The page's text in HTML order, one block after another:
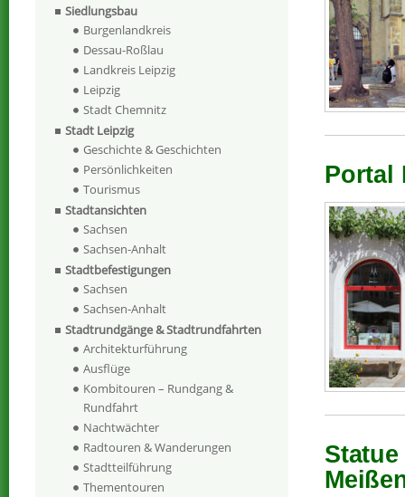
Portal
Siedlungsbau
Burgenlandkreis
Dessau-Roßlau
Landkreis Leipzig
Leipzig
Stadt Chemnitz
Stadt Leipzig
Geschichte & Geschichten
Persönlichkeiten
Tourismus
Stadtansichten
Sachsen
Sachsen-Anhalt
Stadtbefestigungen
Sachsen
Sachsen-Anhalt
Stadtrundgänge & Stadtrundfahrten
Architekturführung
Ausflüge
Kombitouren – Rundgang &
Rundfahrt
Nachtwächter
Radtouren & Wanderungen
Stadtteilführung
Thementouren